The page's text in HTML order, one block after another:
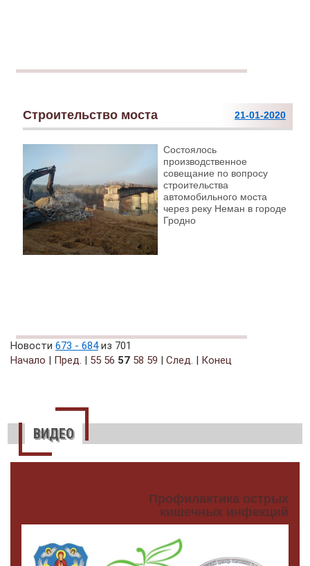
Строительство моста 21-01-2020
Cостоялось
производственное
совещание по вопросу
строительства
автомобильного моста
через реку Неман в городе
Гродно
Новости 673 - 684из 701
Начало | Пред. | 55 56 57 58 59 | След. | Конец
ВИДЕО
Профилактика острых
кишечных инфекций